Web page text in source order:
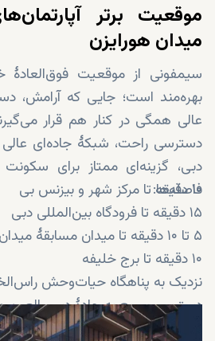
موقعیت برتر
میدان هورایزن
سیمفونی از موقعیت فوق‌العادهٔ
بهره‌مند است؛ جایی که آرامش،
عالی همگی در کنار هم قرار
دسترسی راحت، شبکهٔ جاده‌ای
دبی، گزینه‌ای ممتاز برای
فاصله‌ها:
۱۰ دقیقه تا مرکز شهر و بیزنس بی
۱۵ دقیقه تا فرودگاه بین‌المللی دبی
۵ تا ۱۰ دقیقه تا میدان مسابقهٔ میدان و میدان وان مال
۱۰ دقیقه تا برج خلیفه
نزدیک به پناهگاه حیات‌وحش
دسترسی سریع به جادهٔ دبی–العین
نزدیک به دبی کریک هاربر و میدان